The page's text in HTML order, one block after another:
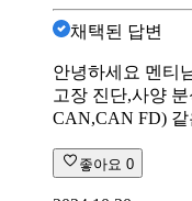
채택된 답변
안녕하세요 멘티
고장 진단,사양
CAN,CAN FD)
좋아요 0